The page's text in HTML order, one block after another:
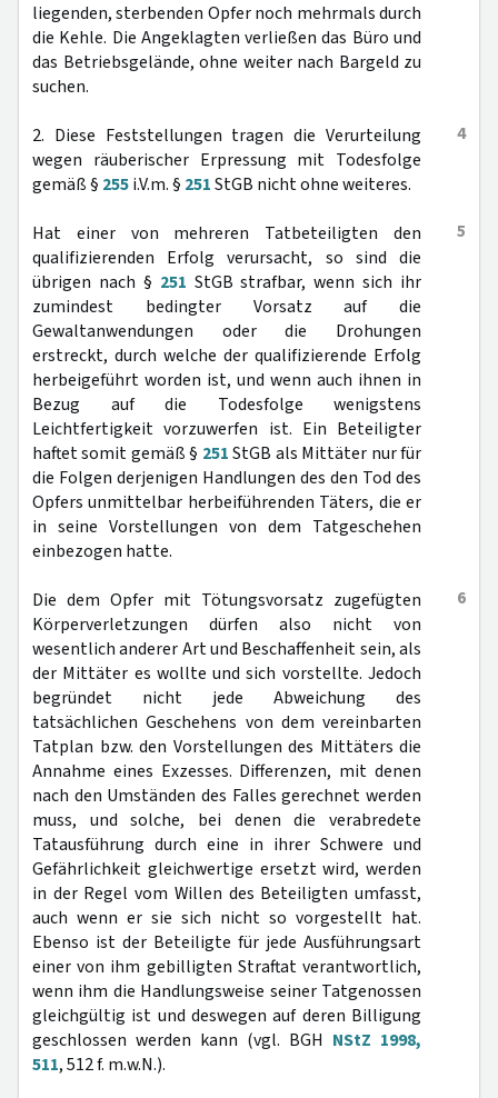
liegenden, sterbenden Opfer noch mehrmals durch
die Kehle. Die Angeklagten verließen das Büro und
das Betriebsgelände, ohne weiter nach Bargeld zu
suchen.
4
2. Diese Feststellungen tragen die Verurteilung
wegen räuberischer Erpressung mit Todesfolge
gemäß § 255i.V.m. § 251StGB nicht ohne weiteres.
5
Hat einer von mehreren Tatbeteiligten den
qualifizierenden Erfolg verursacht, so sind die
übrigen nach § 251 StGB strafbar, wenn sich ihr
zumindest bedingter Vorsatz auf die
Gewaltanwendungen oder die Drohungen
erstreckt, durch welche der qualifizierende Erfolg
herbeigeführt worden ist, und wenn auch ihnen in
Bezug auf die Todesfolge wenigstens
Leichtfertigkeit vorzuwerfen ist. Ein Beteiligter
haftet somit gemäß § 251StGB als Mittäter nur für
die Folgen derjenigen Handlungen des den Tod des
Opfers unmittelbar herbeiführenden Täters, die er
in seine Vorstellungen von dem Tatgeschehen
einbezogen hatte.
6
Die dem Opfer mit Tötungsvorsatz zugefügten
Körperverletzungen dürfen also nicht von
wesentlich anderer Art und Beschaffenheit sein, als
der Mittäter es wollte und sich vorstellte. Jedoch
begründet nicht jede Abweichung des
tatsächlichen Geschehens von dem vereinbarten
Tatplan bzw. den Vorstellungen des Mittäters die
Annahme eines Exzesses. Differenzen, mit denen
nach den Umständen des Falles gerechnet werden
muss, und solche, bei denen die verabredete
Tatausführung durch eine in ihrer Schwere und
Gefährlichkeit gleichwertige ersetzt wird, werden
in der Regel vom Willen des Beteiligten umfasst,
auch wenn er sie sich nicht so vorgestellt hat.
Ebenso ist der Beteiligte für jede Ausführungsart
einer von ihm gebilligten Straftat verantwortlich,
wenn ihm die Handlungsweise seiner Tatgenossen
gleichgültig ist und deswegen auf deren Billigung
geschlossen werden kann (vgl. BGH NStZ 1998,
511, 512 f. m.w.N.).